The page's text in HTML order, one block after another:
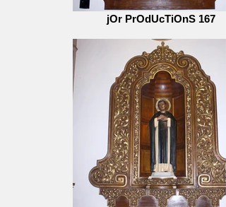
jOr PrOdUcTiOnS 167